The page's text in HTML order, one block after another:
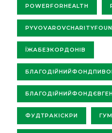
POWERFORHEALTH
ЇЖАБЕЗКОРДОНІВ
ФУДТРАКІСКРИ